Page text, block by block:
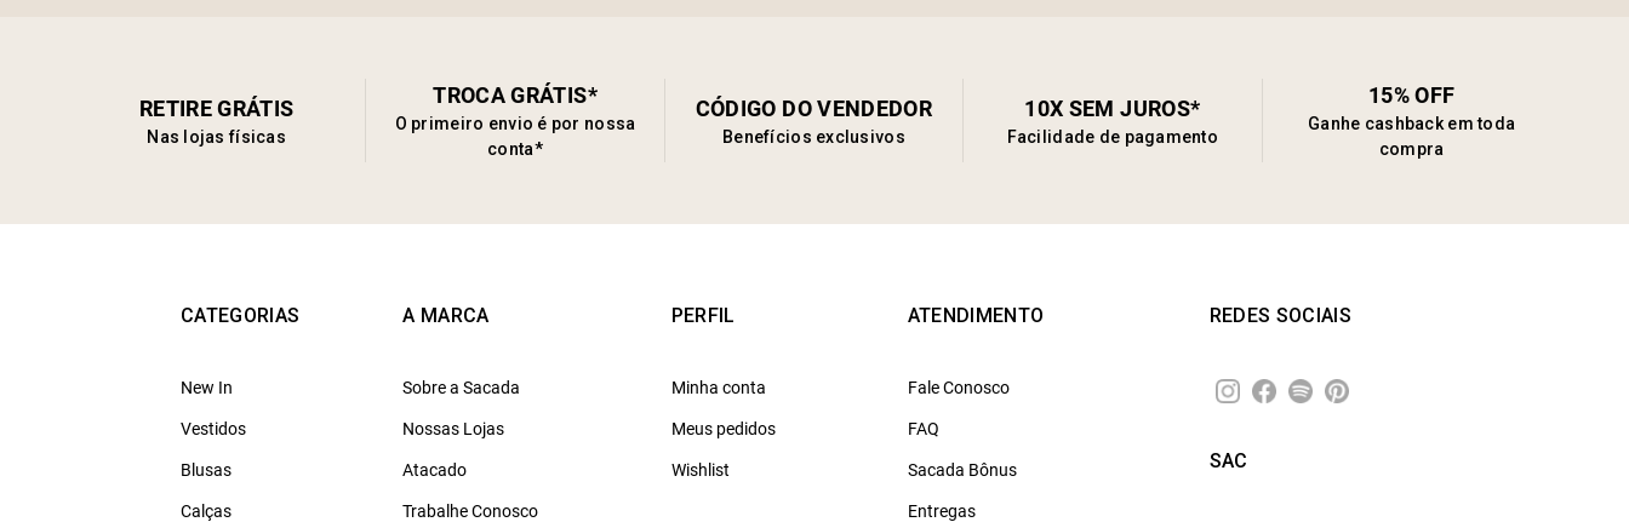
RETIRE GRÁTIS
Nas lojas físicas
TROCA GRÁTIS*
O primeiro envio é por nossa
conta*
CÓDIGO DO VENDEDOR
Benefícios exclusivos
10X SEM JUROS*
Facilidade de pagamento
15% OFF
Ganhe cashback em toda
compra
CATEGORIAS
New In
Vestidos
Blusas
Calças
A MARCA
Sobre a Sacada
Nossas Lojas
Atacado
Trabalhe Conosco
PERFIL
Minha conta
Meus pedidos
Wishlist
ATENDIMENTO
Fale Conosco
FAQ
Sacada Bônus
Entregas
REDES SOCIAIS
SAC